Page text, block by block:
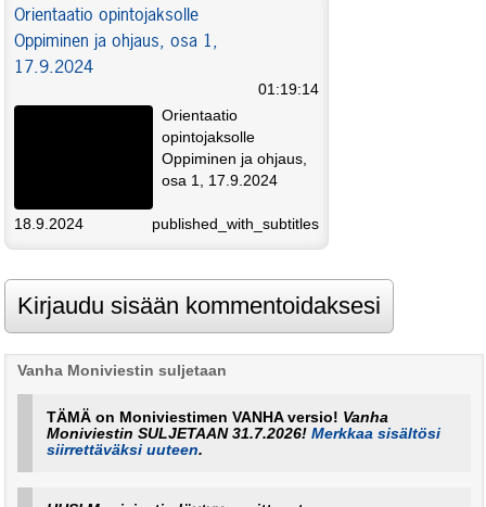
Orientaatio opintojaksolle
Oppiminen ja ohjaus, osa 1,
17.9.2024
01:19:14
Orientaatio
opintojaksolle
Oppiminen ja ohjaus,
osa 1, 17.9.2024
published_with_subtitles
18.9.2024
Vanha Moniviestin suljetaan
TÄMÄ on Moniviestimen VANHA versio! Vanha
Moniviestin SULJETAAN 31.7.2026!Merkkaa sisältösi
siirrettäväksi uuteen.